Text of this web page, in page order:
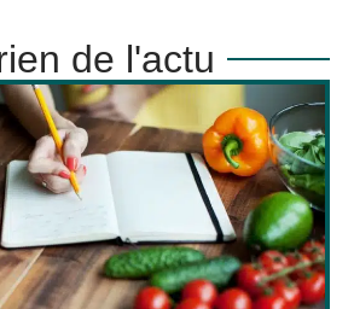
de l'actu